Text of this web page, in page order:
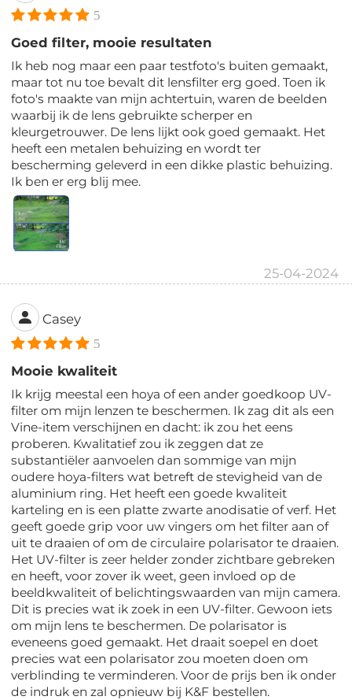
5
Goed filter, mooie resultaten
Ik heb nog maar een paar testfoto's buiten gemaakt,
maar tot nu toe bevalt dit lensfilter erg goed. Toen ik
foto's maakte van mijn achtertuin, waren de beelden
waarbij ik de lens gebruikte scherper en
kleurgetrouwer. De lens lijkt ook goed gemaakt. Het
heeft een metalen behuizing en wordt ter
bescherming geleverd in een dikke plastic behuizing.
Ik ben er erg blij mee.
25-04-2024
Casey
5
Mooie kwaliteit
Ik krijg meestal een hoya of een ander goedkoop UV-
filter om mijn lenzen te beschermen. Ik zag dit als een
Vine-item verschijnen en dacht: ik zou het eens
proberen. Kwalitatief zou ik zeggen dat ze
substantiëler aanvoelen dan sommige van mijn
oudere hoya-filters wat betreft de stevigheid van de
aluminium ring. Het heeft een goede kwaliteit
karteling en is een platte zwarte anodisatie of verf. Het
geeft goede grip voor uw vingers om het filter aan of
uit te draaien of om de circulaire polarisator te draaien.
Het UV-filter is zeer helder zonder zichtbare gebreken
en heeft, voor zover ik weet, geen invloed op de
beeldkwaliteit of belichtingswaarden van mijn camera.
Dit is precies wat ik zoek in een UV-filter. Gewoon iets
om mijn lens te beschermen. De polarisator is
eveneens goed gemaakt. Het draait soepel en doet
precies wat een polarisator zou moeten doen om
verblinding te verminderen. Voor de prijs ben ik onder
de indruk en zal opnieuw bij K&F bestellen.